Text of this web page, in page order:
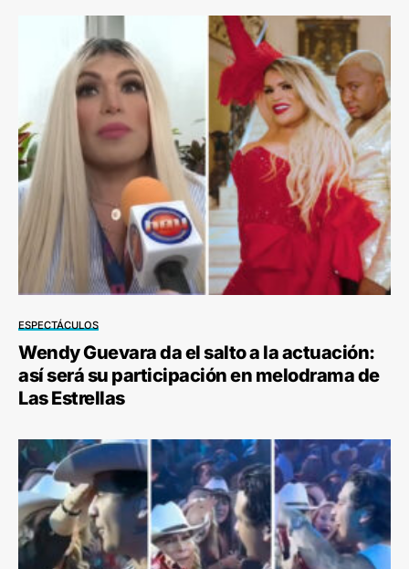
ESPECTÁCULOS
Wendy Guevara da el salto a la actuación:
así será su participación en melodrama de
Las Estrellas